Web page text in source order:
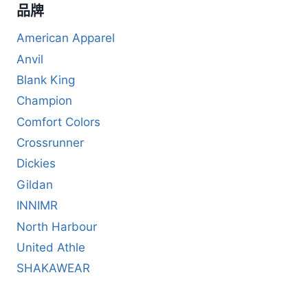
品牌
American Apparel
Anvil
Blank King
Champion
Comfort Colors
Crossrunner
Dickies
Gildan
INNIMR
North Harbour
United Athle
SHAKAWEAR